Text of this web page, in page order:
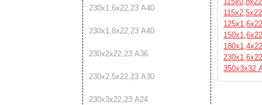
230х1,6х22,23 А40
230х1,8х22,23 А40
230х2х22,23 А36
230х2,5х22,23 А30
230х3х22,23 А24
350х3х32